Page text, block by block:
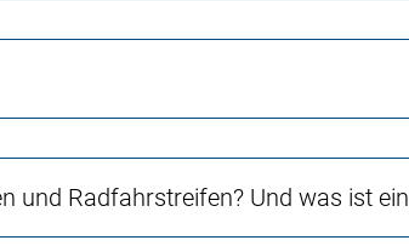
und Radfahrstreifen? Und was ist